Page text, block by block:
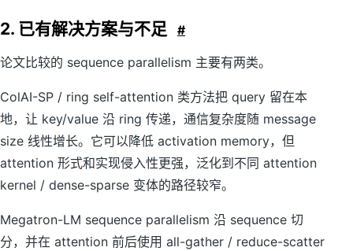
2. 已有解决方案与不足 #
论文比较的 sequence parallelism 主要有两类。
ColAI-SP / ring self-attention 类方法把 query 留在本
地，让 key/value 沿 ring 传递，通信复杂度随 message
size 线性增长。它可以降低 activation memory，但
attention 形式和实现侵入性更强，泛化到不同 attention
kernel / dense-sparse 变体的路径较窄。
Megatron-LM sequence parallelism 沿 sequence 切
分，并在 attention 前后使用 all-gather / reduce-scatter